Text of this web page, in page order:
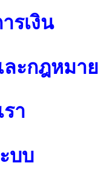
รเงิน
ะกฎหมา
า
บบ